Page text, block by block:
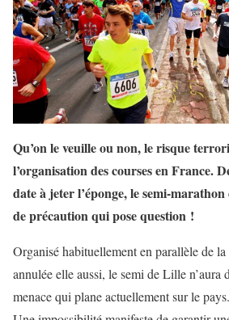
Qu’on le veuille ou non, le risque
l’organisation des courses en France.
date à jeter l’éponge, le semi-
de précaution qui pose question !
Organisé habituellement en parallèle de la
annulée elle aussi, le semi de Lille n’aura
menace qui plane actuellement sur le